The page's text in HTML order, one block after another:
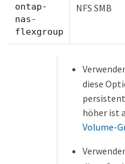
ontap-
nas-
flexgroup
NFS SMB
diese
höher ist
Volume-